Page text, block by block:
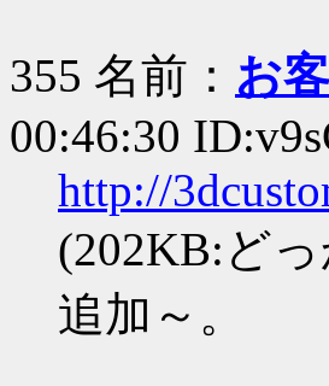
355 名前： お
00:46:30
http://
(202KB:ど
追加～。